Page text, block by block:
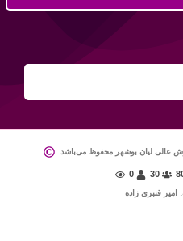
0 30
قنبری زاده